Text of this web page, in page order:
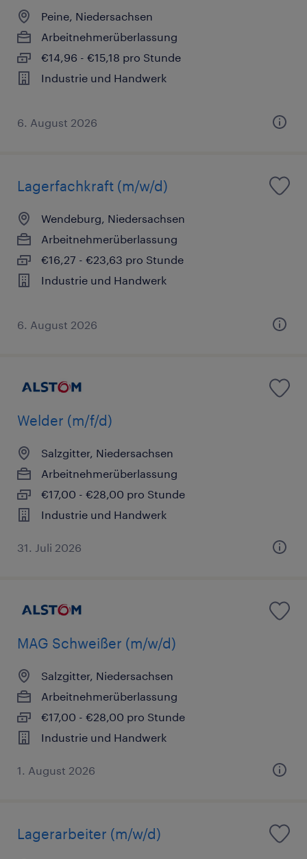
Peine, Niedersachsen
Arbeitnehmerüberlassung
€14,96 - €15,18 pro Stunde
Industrie und Handwerk
6. August 2026
Lagerfachkraft (m/w/d)
Wendeburg, Niedersachsen
Arbeitnehmerüberlassung
€16,27 - €23,63 pro Stunde
Industrie und Handwerk
6. August 2026
Welder (m/f/d)
Salzgitter, Niedersachsen
Arbeitnehmerüberlassung
€17,00 - €28,00 pro Stunde
Industrie und Handwerk
31. Juli 2026
MAG Schweißer (m/w/d)
Salzgitter, Niedersachsen
Arbeitnehmerüberlassung
€17,00 - €28,00 pro Stunde
Industrie und Handwerk
1. August 2026
Lagerarbeiter (m/w/d)